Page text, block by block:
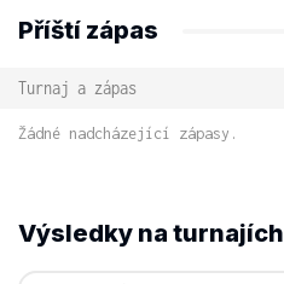
Příští zápas
Turnaj a zápas
Žádné nadcházející zápasy.
Výsledky na turnajích